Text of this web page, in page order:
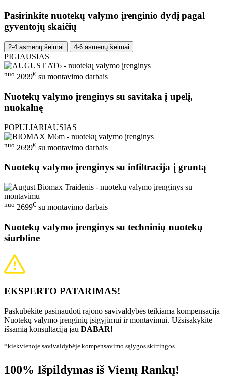
Pasirinkite nuotekų valymo įrenginio dydį pagal
gyventojų skaičių
2-4 asmenų šeimai 4-6 asmenų šeimai
PIGIAUSIAS
nuo 2099€ su montavimo darbais
Nuotekų valymo įrenginys su savitaka į upelį,
nuokalnę
POPULIARIAUSIAS
nuo 2699€ su montavimo darbais
Nuotekų valymo įrenginys su infiltracija į gruntą
nuo 2699€ su montavimo darbais
Nuotekų valymo įrenginys su techninių nuotekų
siurbline
EKSPERTO PATARIMAS!
Paskubėkite pasinaudoti rajono savivaldybės teikiama kompensacija
Nuotekų valymo įrenginių įsigyjimui ir montavimui. Užsisakykite
išsamią konsultaciją jau DABAR!
*kiekvienoje savivaldybėje kompensavimo sąlygos skirtingos
100% Išpildymas iš Vienų Rankų!